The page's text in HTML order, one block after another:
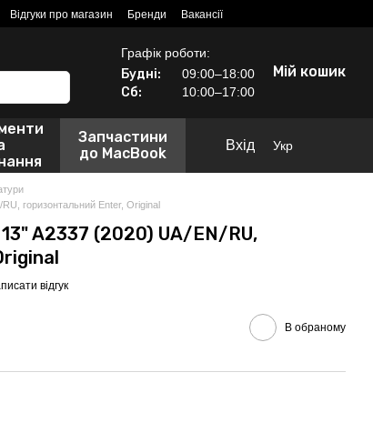
Відгуки про магазин Бренди Вакансії
Графік роботи:
Будні: 09:00–18:00
Сб: 10:00–17:00
Мій кошик
Запчастини
до MacBook
Вхід Укр
горизонтальний Enter, Original
A2337 (2020) UA/EN/RU,
відгук
В обраному